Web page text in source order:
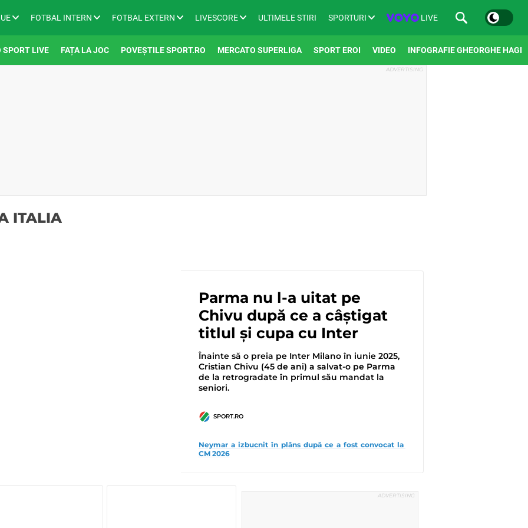
FOTBAL INTERN FOTBAL EXTERN LIVESCORE ULTIMELE STIRI SPORTURI LIVE
SPORT LIVE FAȚA LA JOC POVEȘTILE SPORT.RO MERCATO SUPERLIGA SPORT EROI VIDEO INFOGRAFIE GHEORGHE HAGI
ITALIA
Parma nu l-a uitat pe
Chivu după ce a câștigat
titlul și cupa cu Inter
Înainte să o preia pe Inter Milano în iunie 2025,
Cristian Chivu (45 de ani) a salvat-o pe Parma
de la retrogradate în primul său mandat la
seniori.
SPORT.RO
Neymar a izbucnit în plâns după ce a fost convocat la
CM 2026